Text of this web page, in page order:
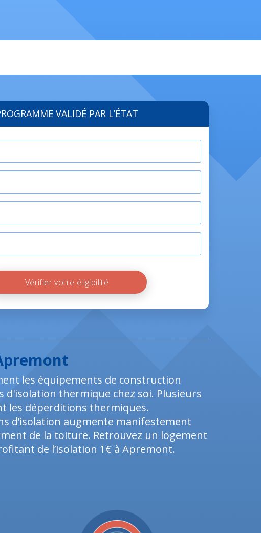
VALIDÉ PAR L’ÉTAT
Vérifier votre éligibilité
les équipements de construction
d'isolation thermique chez soi. Plusieurs
les déperditions thermiques.
d’isolation augmente manifestement
de la toiture. Retrouvez un logement
de l’isolation 1€ à Apremont.